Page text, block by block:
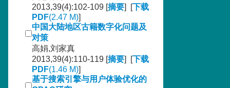
2013,39(4):102-109 [摘要] [下载
PDF(2.47 M)]
中国大陆地区古籍数字化问题及
对策
高娟,刘家真
2013,39(4):110-119 [摘要] [下载
PDF(1.46 M)]
基于搜索引擎与用户体验优化的